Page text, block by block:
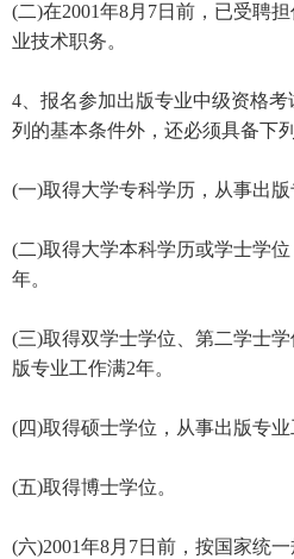
(二)在2001年8月7日前，已受聘
业技术职务。
4、报名参加出版专业中级资格
列的基本条件外，还必须具备下
(一)取得大学专科学历，从事出版
(二)取得大学本科学历或学士学
年。
(三)取得双学士学位、第二学士
版专业工作满2年。
(四)取得硕士学位，从事出版专业
(五)取得博士学位。
(六)2001年8月7日前，按国家统